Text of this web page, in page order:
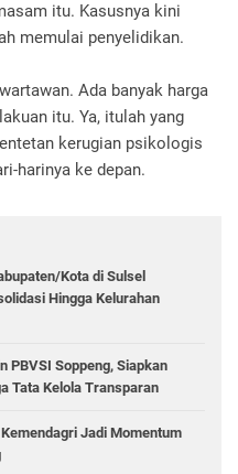
itu. Kasusnya kini
memulai penyelidikan.
Ada banyak harga
itu. Ya, itulah yang
kerugian psikologis
harinya ke depan.
Kota di Sulsel
Hingga Kelurahan
PBVSI Soppeng, Siapkan
Tata Kelola Transparan
Jadi Momentum